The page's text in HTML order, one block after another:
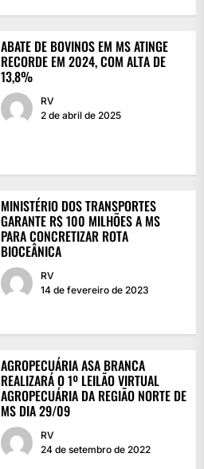
ABATE DE BOVINOS EM MS ATINGE
RECORDE EM 2024, COM ALTA DE
13,8%
RV
2 de abril de 2025
MINISTÉRIO DOS TRANSPORTES
GARANTE R$ 100 MILHÕES A MS
PARA CONCRETIZAR ROTA
BIOCEÂNICA
RV
14 de fevereiro de 2023
AGROPECUÁRIA ASA BRANCA
REALIZARÁ O 1º LEILÃO VIRTUAL
AGROPECUÁRIA DA REGIÃO NORTE DE
MS DIA 29/09
RV
24 de setembro de 2022